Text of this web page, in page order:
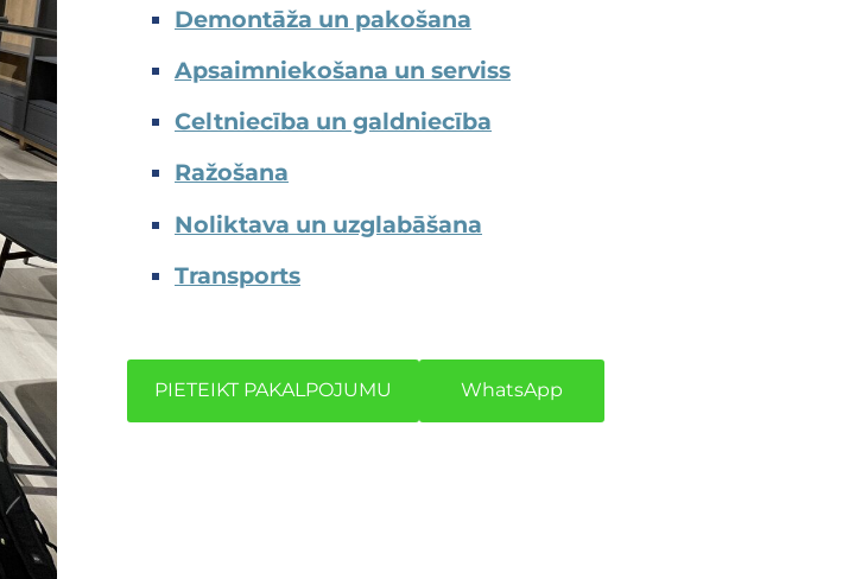
Demontāža un pakošana
Apsaimniekošana un serviss
Celtniecība un galdniecība
Ražošana
Noliktava un uzglabāšana
Transports
​PIETEIKT PAKALPOJUMU​ ​WhatsApp​